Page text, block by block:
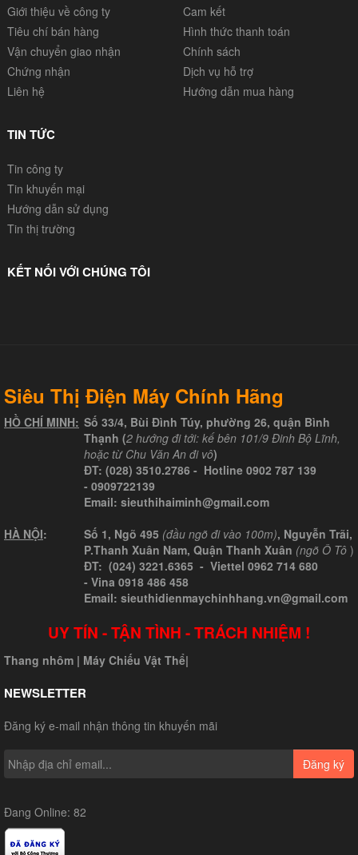
Giới thiệu về công ty
Tiêu chí bán hàng
Vận chuyển giao nhận
Chứng nhận
Liên hệ
Cam kết
Hình thức thanh toán
Chính sách
Dịch vụ hỗ trợ
Hướng dẫn mua hàng
TIN TỨC
Tin công ty
Tin khuyến mại
Hướng dẫn sử dụng
Tin thị trường
KẾT NỐI VỚI CHÚNG TÔI
Siêu Thị Điện Máy Chính Hãng
HỒ CHÍ MINH: Số 33/4, Bùi Đình Túy, phường 26, quận Bình
Thạnh (2 hướng đi tới: kế bên 101/9 Đinh Bộ Lĩnh,
hoặc từ Chu Văn An đi vô)
ĐT: (028) 3510.2786 - Hotline 0902 787 139
- 0909722139
Email: sieuthihaiminh@gmail.com
HÀ NỘI: Số 1, Ngõ 495 (đầu ngõ đi vào 100m), Nguyễn Trãi,
P.Thanh Xuân Nam, Quận Thanh Xuân (ngõ Ô Tô )
ĐT: (024) 3221.6365 - Viettel 0962 714 680
- Vina 0918 486 458
Email: sieuthidienmaychinhhang.vn@gmail.com
UY TÍN - TẬN TÌNH - TRÁCH NHIỆM !
Thang nhôm | Máy Chiếu Vật Thể|
NEWSLETTER
Đăng ký e-mail nhận thông tin khuyến mãi
Đăng ký
Đang Online: 82